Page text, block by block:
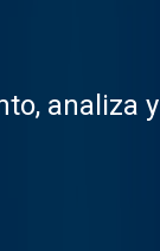
analiza